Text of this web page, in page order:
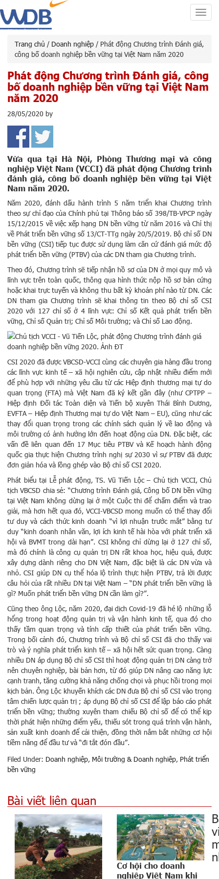
Trang chủ / Doanh nghiệp / Phát động Chương trình Đánh giá,
công bố doanh nghiệp bền vững tại Việt Nam năm 2020
Phát động Chương trình Đánh giá, công
bố doanh nghiệp bền vững tại Việt Nam
năm 2020
28/05/2020 by
Vừa qua tại Hà Nội, Phòng Thương mại và công
nghiệp Việt Nam (VCCI) đã phát động Chương trình
đánh giá, công bố doanh nghiệp bền vững tại Việt
Nam năm 2020.
Năm 2020, đánh dấu hành trình 5 năm triển khai Chương trình
theo sự chỉ đạo của Chính phủ tại Thông báo số 398/TB-VPCP ngày
15/12/2015 về việc xếp hạng DN bền vững từ năm 2016 và Chỉ thị
về Phát triển bền vững số 13/CT-TTg ngày 20/5/2019. Bộ chỉ số DN
bền vững (CSI) tiếp tục được sử dụng làm căn cứ đánh giá mức độ
phát triển bền vững (PTBV) của các DN tham gia Chương trình.
Theo đó, Chương trình sẽ tiếp nhận hồ sơ của DN ở mọi quy mô và
lĩnh vực trên toàn quốc, thông qua hình thức nộp hồ sơ bản cứng
hoặc khai trực tuyến và không thu bất kỳ khoản phí nào từ DN. Các
DN tham gia Chương trình sẽ khai thông tin theo Bộ chỉ số CSI
2020 với 127 chỉ số ở 4 lĩnh vực: Chỉ số Kết quả phát triển bền
vững, Chỉ số Quản trị; Chỉ số Môi trường; và Chỉ số Lao động.
CSI 2020 đã được VBCSD-VCCI cùng các chuyên gia hàng đầu trong
các lĩnh vực kinh tế – xã hội nghiên cứu, cập nhật nhiều điểm mới
để phù hợp với những yêu cầu từ các Hiệp định thương mại tự do
quan trọng (FTA) mà Việt Nam đã ký kết gần đây (như CPTPP –
Hiệp định Đối tác Toàn diện và Tiến bộ xuyên Thái Bình Dương,
EVFTA – Hiệp định Thương mại tự do Việt Nam – EU), cũng như các
thay đổi quan trọng trong các chính sách quản lý về lao động và
môi trường có ảnh hưởng lớn đến hoạt động của DN. Đặc biệt, các
vấn đề liên quan đến 17 Mục tiêu PTBV và Kế hoạch hành động
quốc gia thực hiện Chương trình nghị sự 2030 vì sự PTBV đã được
đơn giản hóa và lồng ghép vào Bộ chỉ số CSI 2020.
Phát biểu tại Lễ phát động, TS. Vũ Tiến Lộc – Chủ tịch VCCI, Chủ
tịch VBCSD chia sẻ: “Chương trình Đánh giá, Công bố DN bền vững
tại Việt Nam không dừng lại ở một Cuộc thi để chấm điểm và trao
giải, mà hơn hết qua đó, VCCI-VBCSD mong muốn có thể thay đổi
tư duy và cách thức kinh doanh “vì lợi nhuận trước mắt” bằng tư
duy “kinh doanh nhân văn, lợi ích kinh tế hài hòa với phát triển xã
hội và BVMT trong dài hạn”. CSI không chỉ dừng lại ở 127 chỉ số,
mà đó chính là công cụ quản trị DN rất khoa học, hiệu quả, được
xây dựng dành riêng cho DN Việt Nam, đặc biệt là các DN vừa và
nhỏ. CSI giúp DN cụ thể hóa lộ trình thực hiện PTBV, trả lời được
câu hỏi của rất nhiều DN tại Việt Nam – “DN phát triển bền vững là
gì? Muốn phát triển bền vững DN cần làm gì?”.
Cũng theo ông Lộc, năm 2020, đại dịch Covid-19 đã hé lộ những lỗ
hổng trong hoạt động quản trị và vận hành kinh tế, qua đó cho
thấy tầm quan trọng và tính cấp thiết của phát triển bền vững.
Trong bối cảnh đó, Chương trình và Bộ chỉ số CSI đã cho thấy vai
trò và ý nghĩa phát triển kinh tế – xã hội hết sức quan trọng. Càng
nhiều DN áp dụng Bộ chỉ số CSI thì hoạt động quản trị DN càng trở
nên chuyên nghiệp, bài bản hơn, từ đó giúp DN nâng cao năng lực
cạnh tranh, tăng cường khả năng chống chọi và phục hồi trong mọi
kịch bản. Ông Lộc khuyến khích các DN đưa Bộ chỉ số CSI vào trọng
tâm chiến lược quản trị ; áp dụng Bộ chỉ số CSI để lập báo cáo phát
triển bền vững; thường xuyên tham chiếu Bộ chỉ số để có thể kịp
thời phát hiện những điểm yếu, thiếu sót trong quá trình vận hành,
sản xuất kinh doanh để cải thiện, đồng thời nắm bắt những cơ hội
tiềm năng để đầu tư và “đi tắt đón đầu”.
Filed Under: Doanh nghiệp, Môi trường & Doanh nghiệp, Phát triển
bền vững
Bài viết liên quan
Cơ hội cho doanh
nghiệp Việt Nam khi